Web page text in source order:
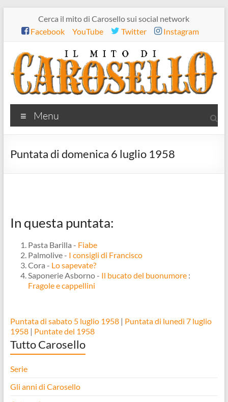
contenuto
Cerca il mito di Carosello sui social network
Facebook
YouTube Twitter Instagram
Il
mito
di
Menu
Puntata di domenica 6 luglio 1958
In questa puntata:
Pasta Barilla - Fiabe
Palmolive - I consigli di Francisco
Cora - Lo sapevate?
Saponerie Asborno - Il bucato del buonumore:
Fragole e cappellini
Puntata di sabato 5 luglio 1958| Puntata di lunedì 7 luglio
1958| Puntate del 1958
Tutto Carosello
Serie
Gli anni di Carosello